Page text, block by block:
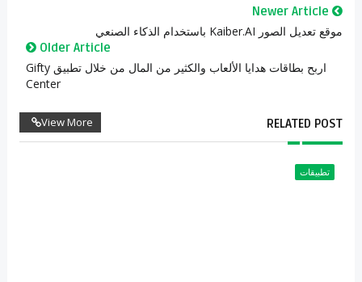
Newer Article
موقع تعديل الصور Kaiber.AI باستخدام الذكاء الصنعي
Older Article
اربح بطاقات هدايا الألعاب والكثير من المال من خلال تطبيق Gifty
Center
RELATED POST
View More
تطبيقات